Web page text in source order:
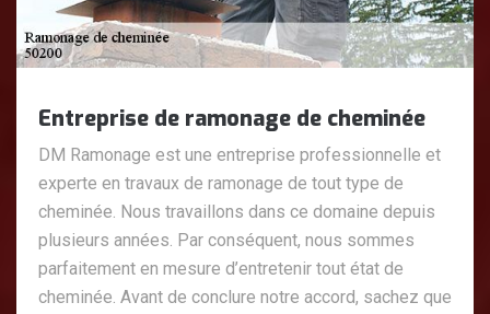
Entreprise de ramonage de cheminée
DM Ramonage est une entreprise professionnelle et
experte en travaux de ramonage de tout type de
cheminée. Nous travaillons dans ce domaine depuis
plusieurs années. Par conséquent, nous sommes
parfaitement en mesure d’entretenir tout état de
cheminée. Avant de conclure notre accord, sachez que